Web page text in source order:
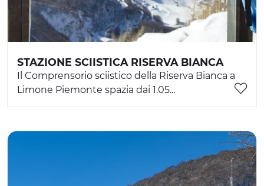
STAZIONE SCIISTICA RISERVA BIANCA
Il Comprensorio sciistico della Riserva Bianca a
Limone Piemonte spazia dai 1.05...